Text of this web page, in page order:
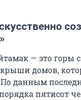
— это горы
крыши домов,
данным
пятисот